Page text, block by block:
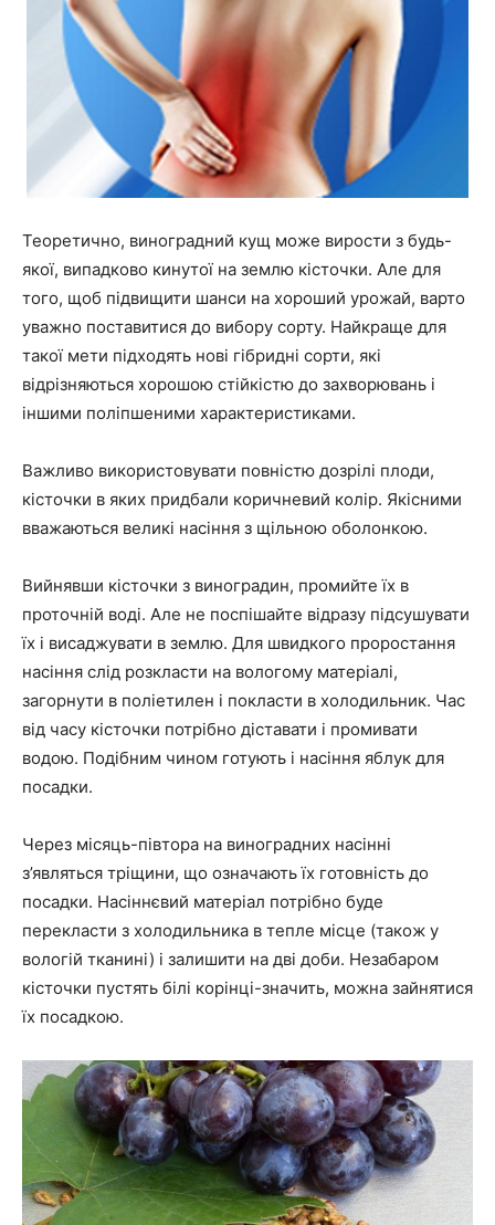
Теоретично, виноградний кущ може вирости з будь-
якої, випадково кинутої на землю кісточки. Але для
того, щоб підвищити шанси на хороший урожай, варто
уважно поставитися до вибору сорту. Найкраще для
такої мети підходять нові гібридні сорти, які
відрізняються хорошою стійкістю до захворювань і
іншими поліпшеними характеристиками.
Важливо використовувати повністю дозрілі плоди,
кісточки в яких придбали коричневий колір. Якісними
вважаються великі насіння з щільною оболонкою.
Вийнявши кісточки з виноградин, промийте їх в
проточній воді. Але не поспішайте відразу підсушувати
їх і висаджувати в землю. Для швидкого проростання
насіння слід розкласти на вологому матеріалі,
загорнути в поліетилен і покласти в холодильник. Час
від часу кісточки потрібно діставати і промивати
водою. Подібним чином готують і насіння яблук для
посадки.
Через місяць-півтора на виноградних насінні
з’являться тріщини, що означають їх готовність до
посадки. Насіннєвий матеріал потрібно буде
перекласти з холодильника в тепле місце (також у
вологій тканині) і залишити на дві доби. Незабаром
кісточки пустять білі корінці-значить, можна зайнятися
їх посадкою.